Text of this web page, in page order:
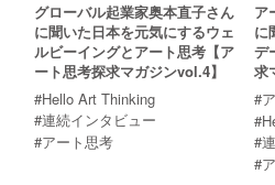
グローバル起業家奥本直子さん
に聞いた日本を元気にするウェ
ルビーイングとアート思考【ア
ート思考探求マガジンvol.4】
#Hello Art Thinking
#連続インタビュー
#アート思考
ア
に
デ
求
#
#
#